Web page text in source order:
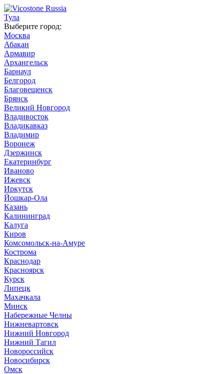
Тула
Выберите город:
Москва
Абакан
Армавир
Архангельск
Барнаул
Белгород
Благовещенск
Брянск
Великий Новгород
Владивосток
Владикавказ
Владимир
Воронеж
Дзержинск
Екатеринбург
Иваново
Ижевск
Иркутск
Йошкар-Ола
Казань
Калининград
Калуга
Киров
Комсомольск-на-Амуре
Кострома
Краснодар
Красноярск
Курск
Липецк
Махачкала
Минск
Набережные Челны
Нижневартовск
Нижний Новгород
Нижний Тагил
Новороссийск
Новосибирск
Омск